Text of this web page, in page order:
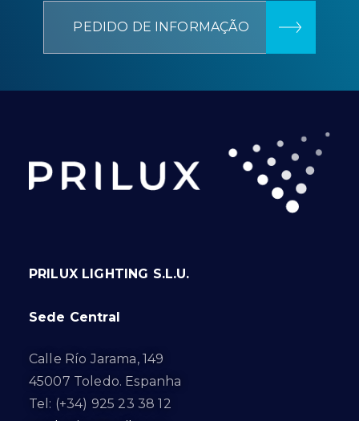
PEDIDO DE INFORMAÇÃO
PRILUX LIGHTING S.L.U.
Sede Central
Calle Río Jarama, 149
45007 Toledo. Espanha
Tel: (+34) 925 23 38 12